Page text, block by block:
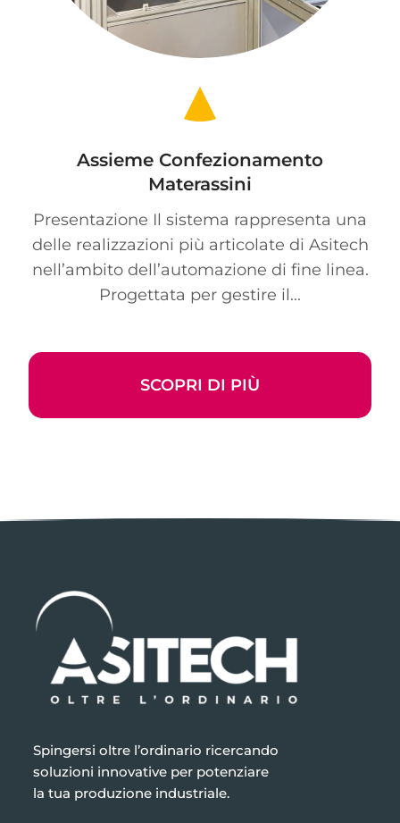
Assieme Confezionamento
Materassini
Presentazione Il sistema rappresenta una
delle realizzazioni più articolate di Asitech
nell’ambito dell’automazione di fine linea.
Progettata per gestire il...
SCOPRI DI PIÙ
Spingersi oltre l’ordinario ricercando
soluzioni innovative per potenziare
la tua produzione industriale.